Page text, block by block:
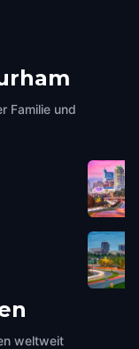
Familie und
weltweit